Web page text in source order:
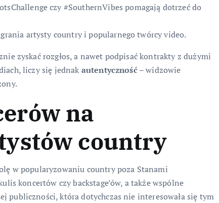
czy #SouthernVibes pomagają dotrzeć do
artysty country i popularnego twórcy video.
zyskać rozgłos, a nawet podpisać kontrakty z dużymi
liczy się jednak autentyczność – widzowie
na
country
w popularyzowaniu country poza Stanami
koncertów czy backstage’ów, a także wspólne
publiczności, która dotychczas nie interesowała się tym